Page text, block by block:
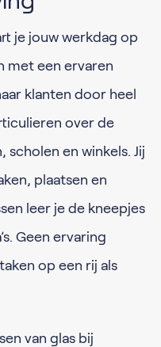
je jouw werkdag op
met een ervaren
klanten door heel
over de
en winkels. Jij
plaatsen en
leer je de kneepjes
Geen ervaring
op een rij als
van glas bij